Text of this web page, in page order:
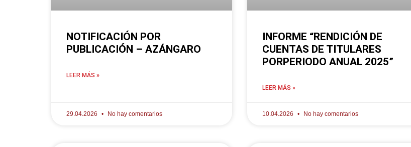
NOTIFICACIÓN POR
PUBLICACIÓN – AZÁNGARO
LEER MÁS »
29.04.2026 No hay comentarios
INFORME “RENDICIÓN DE
CUENTAS DE TITULARES
PORPERIODO ANUAL 2025”
LEER MÁS »
10.04.2026 No hay comentarios